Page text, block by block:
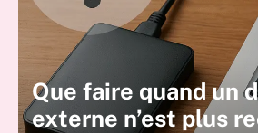
Que faire quand un
externe n’est plus